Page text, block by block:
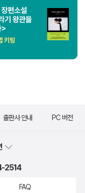
출판사 안내 PC 버전
2514
FAQ